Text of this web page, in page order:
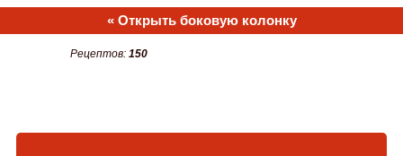
« Открыть боковую колонку
Рецептов: 150